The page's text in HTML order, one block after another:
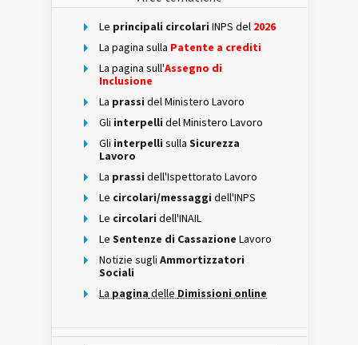
Le principali circolari INPS del 2026
La pagina sulla Patente a crediti
La pagina sull'Assegno di
Inclusione
La prassi del Ministero Lavoro
Gli interpelli del Ministero Lavoro
Gli interpelli sulla Sicurezza
Lavoro
La prassi dell'Ispettorato Lavoro
Le circolari/messaggi dell'INPS
Le circolari dell'INAIL
Le Sentenze di Cassazione Lavoro
Notizie sugli Ammortizzatori
Sociali
La pagina delle Dimissioni online